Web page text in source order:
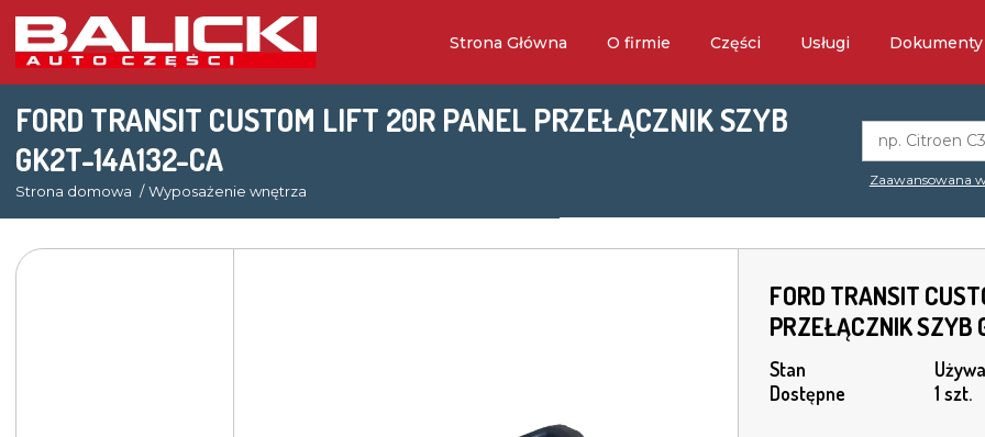
Strona Główna O firmie Części Usługi Dokumenty
FORD TRANSIT CUSTOM LIFT 20R PANEL PRZEŁĄCZNIK SZYB
GK2T-14A132-CA
Strona domowa Wyposażenie wnętrza
Zaawansowana
FORD TRANSIT
PRZEŁĄCZNIK SZYB
Stan
Dostępne
1 szt.